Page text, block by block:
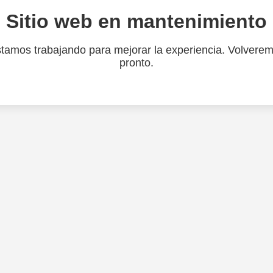
Sitio web en mantenimiento
trabajando para mejorar la experiencia.
pronto.